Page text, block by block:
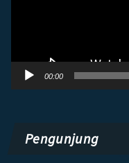
00:00
Pengunjung